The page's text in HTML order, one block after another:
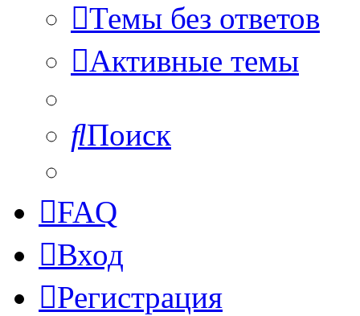
Темы без ответов
Активные темы
Поиск
FAQ
Вход
Регистрация